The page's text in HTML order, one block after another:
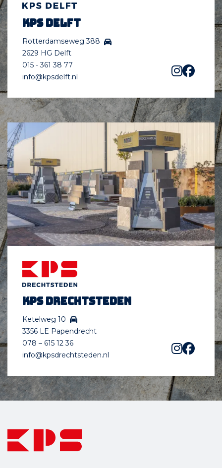
KPS Delft
Rotterdamseweg 388
2629 HG Delft
015 - 361 38 77
info@kpsdelft.nl
KPS Drechtsteden
Ketelweg 10
3356 LE Papendrecht
078 – 615 12 36
info@kpsdrechtsteden.nl